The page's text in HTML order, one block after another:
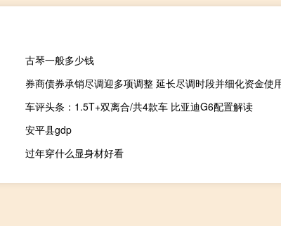
古琴一般多少钱
券商债券承销尽调迎多项调整 延长尽调时段并细化资金使
车评头条：1.5T+双离合/共4款车 比亚迪G6配置解读
安平县gdp
过年穿什么显身材好看